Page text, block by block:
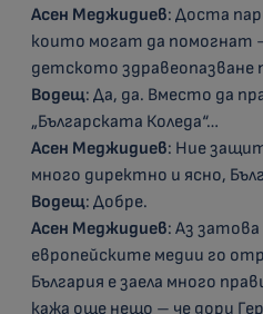
Асен Меджидиев: Доста
които могат да помогнат
детското здравеопазване
Водещ: Да, да. Вместо да
„Българската Коледа“…
Асен Меджидиев: Ние
много директно и ясно,
Водещ: Добре.
Асен Меджидиев: Аз затова
европейските медии го
България е заела много
кажа още нещо – че дори